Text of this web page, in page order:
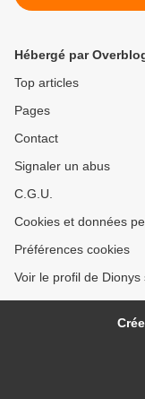
Hébergé par
Top articles
Pages
Contact
Signaler un abus
C.G.U.
Cookies et données
Préférences cookies
Voir le profil de